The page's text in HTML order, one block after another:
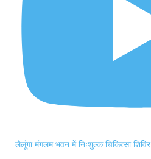
लैलूंगा मंगलम भवन में निःशुल्क चिकित्सा शिविर